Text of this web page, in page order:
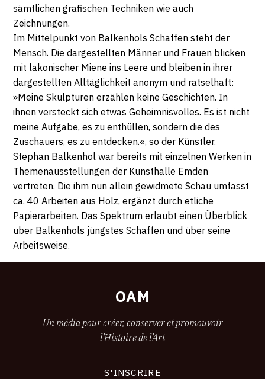
sämtlichen grafischen Techniken wie auch
Zeichnungen.
Im Mittelpunkt von Balkenhols Schaffen steht der
Mensch. Die dargestellten Männer und Frauen blicken
mit lakonischer Miene ins Leere und bleiben in ihrer
dargestellten Alltäglichkeit anonym und rätselhaft:
»Meine Skulpturen erzählen keine Geschichten. In
ihnen versteckt sich etwas Geheimnisvolles. Es ist nicht
meine Aufgabe, es zu enthüllen, sondern die des
Zuschauers, es zu entdecken.«, so der Künstler.
Stephan Balkenhol war bereits mit einzelnen Werken in
Themenausstellungen der Kunsthalle Emden
vertreten. Die ihm nun allein gewidmete Schau umfasst
ca. 40 Arbeiten aus Holz, ergänzt durch etliche
Papierarbeiten. Das Spektrum erlaubt einen Überblick
über Balkenhols jüngstes Schaffen und über seine
Arbeitsweise.
OAM
Un média pour créer, conserver et promouvoir
l'Histoire de l'Art
S'INSCRIRE